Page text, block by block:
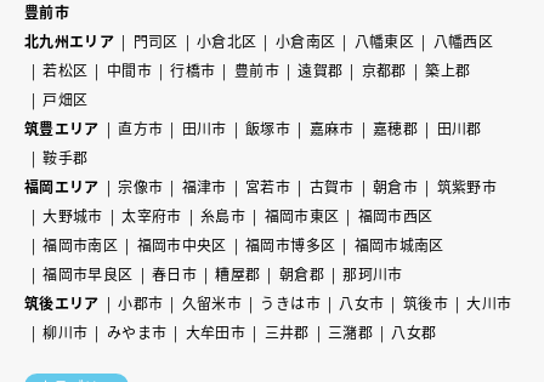
豊前市
北九州エリア
門司区 小倉北区 小倉南区 八幡東区
八幡西区
若松区
中間市 行橋市 豊前市 遠賀郡 京都郡
築上郡
戸畑区
筑豊エリア
直方市 田川市 飯塚市 嘉麻市 嘉穂郡
田川郡
鞍手郡
福岡エリア
宗像市 福津市 宮若市 古賀市 朝倉市
筑紫野市
大野城市
太宰府市 糸島市 福岡市東区
福岡市西区
福岡市南区
福岡市中央区 福岡市博多区
福岡市城南区
福岡市早良区
春日市 糟屋郡 朝倉郡
那珂川市
筑後エリア
小郡市 久留米市 うきは市 八女市 筑後市
大川市
柳川市
みやま市 大牟田市 三井郡 三潴郡 八女郡